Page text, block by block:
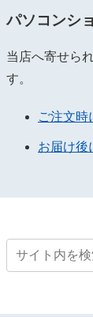
パソコンシ
当店へ寄せら
す。
ご注文時
お届け後